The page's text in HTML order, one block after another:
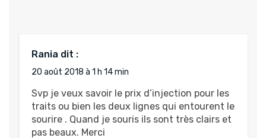
Rania dit :
20 août 2018 à 1 h 14 min
Svp je veux savoir le prix d’injection pour les
traits ou bien les deux lignes qui entourent le
sourire . Quand je souris ils sont très clairs et
pas beaux. Merci